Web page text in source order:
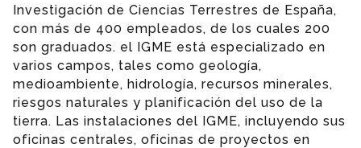
Investigación de Ciencias Terrestres de España,
con más de 400 empleados, de los cuales 200
son graduados. el IGME está especializado en
varios campos, tales como geología,
medioambiente, hidrología, recursos minerales,
riesgos naturales y planificación del uso de la
tierra. Las instalaciones del IGME, incluyendo sus
oficinas centrales, oficinas de proyectos en